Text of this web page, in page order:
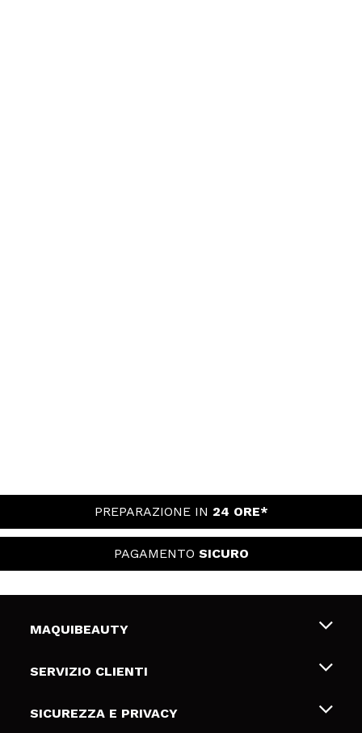
PREPARAZIONE IN 24 ORE*
PAGAMENTO SICURO
MAQUIBEAUTY
Chi siamo
Gift Cards
SERVIZIO CLIENTI
Spedizioni & Resi
SICUREZZA E PRIVACY